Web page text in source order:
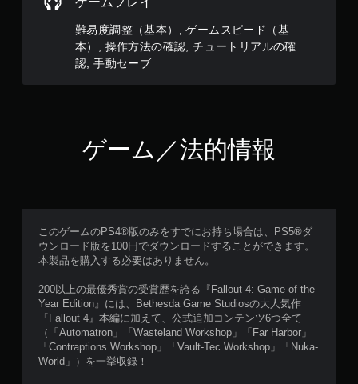
で
き
ま
す
。
ダ
プ
リ
ガ
ー
エ
フ
ェ
ク
ト
な
難易度調整（基本）, ゲームスピード（基
本）, 操作方法の確認, チュートリアルの確
認, 手動セーブ
ゲーム／法的情報
このゲームのPS4®版のみをすでにお持ち場合は、PS5®ダ
ウンロード版を100円でダウンロードすることができます。
本製品を購入する必要はありません。
200以上の最優秀賞の受賞歴を誇る『Fallout 4: Game of the
Year Edition』には、Bethesda Game Studiosの大人気作
『Fallout 4』本編に加えて、公式追加コンテンツ6つ全て
（「Automatron」「Wasteland Workshop」「Far Harbor」
「Contraptions Workshop」「Vault-Tec Workshop」「Nuka-
World」）を一挙収録！